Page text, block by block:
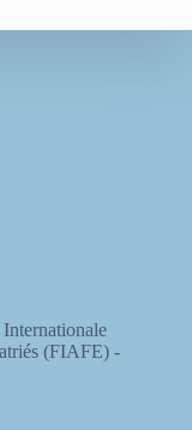
Internationale
(FIAFE) -